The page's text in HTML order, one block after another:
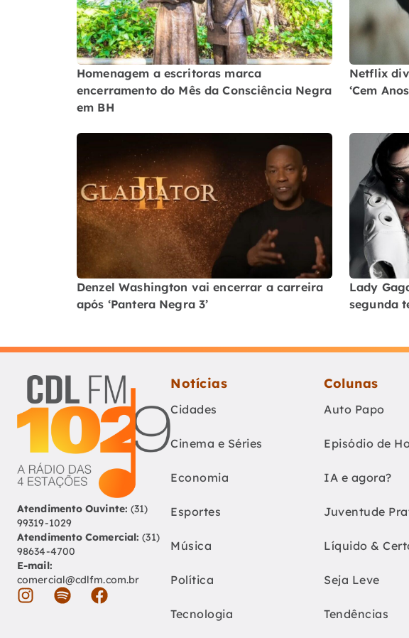
Homenagem a escritoras marca
encerramento do Mês da Consciência Negra
em BH
Netflix
‘Cem
Denzel Washington vai encerrar a carreira
após ‘Pantera Negra 3’
Lady
segunda
Atendimento Ouvinte: (31)
99319-1029
Atendimento Comercial: (31)
98634-4700
E-mail:
comercial@cdlfm.com.br
Notícias
Cidades
Cinema e Séries
Economia
Esportes
Música
Política
Tecnologia
Colunas
Auto Papo
Episódio de
IA e agora?
Juventude
Líquido &
Seja Leve
Tendências